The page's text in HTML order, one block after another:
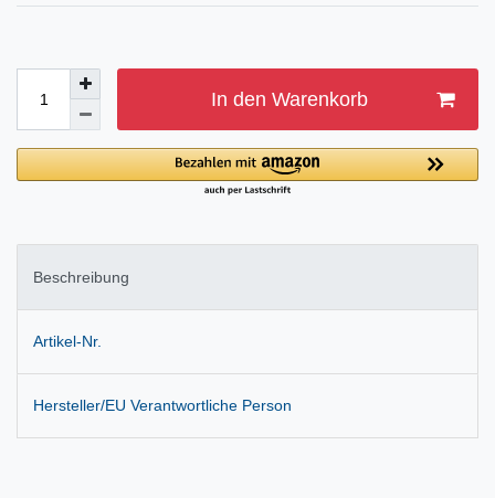
In den Warenkorb
Beschreibung
Artikel-Nr.
Hersteller/EU Verantwortliche Person